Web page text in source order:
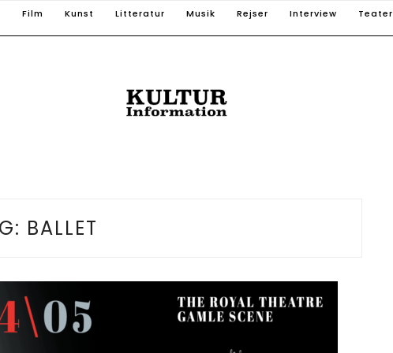
Film Kunst Litteratur Musik Rejser Interview Teater
BALLET